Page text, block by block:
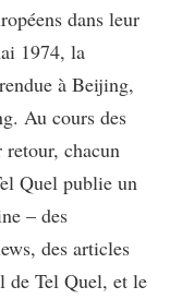
dans leur
1974, la
à Beijing,
Au cours des
retour, chacun
Quel publie un
– des
des articles
de Tel Quel, et le